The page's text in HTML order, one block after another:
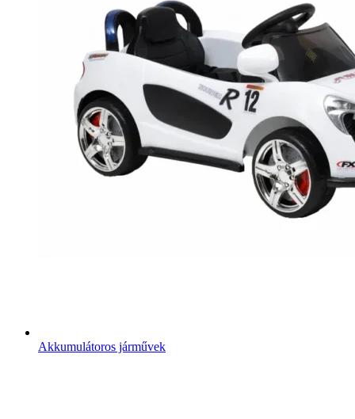
Akkumulátoros járművek